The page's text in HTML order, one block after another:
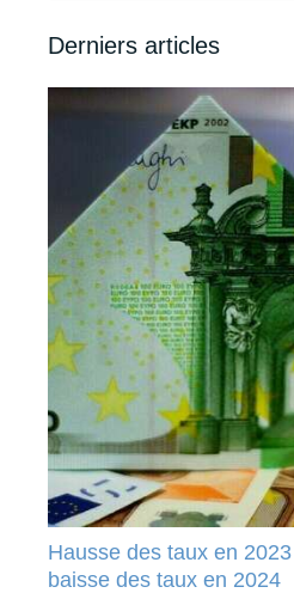
Derniers articles
Hausse des taux en
baisse des taux en 2024